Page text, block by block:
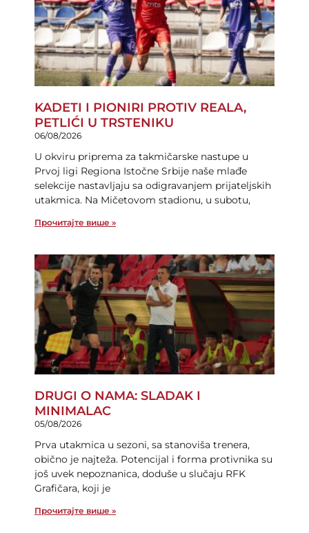
KADETI I PIONIRI PROTIV REALA,
PETLIĆI U TRSTENIKU
06/08/2026
U okviru priprema za takmičarske nastupe u
Prvoj ligi Regiona Istočne Srbije naše mlađe
selekcije nastavljaju sa odigravanjem prijateljskih
utakmica. Na Mičetovom stadionu, u subotu,
Прочитајте више »
DRUGI O NAMA: SLADAK I
MINIMALAC
05/08/2026
Prva utakmica u sezoni, sa stanoviša trenera,
obično je najteža. Potencijal i forma protivnika su
još uvek nepoznanica, doduše u slučaju RFK
Grafičara, koji je
Прочитајте више »